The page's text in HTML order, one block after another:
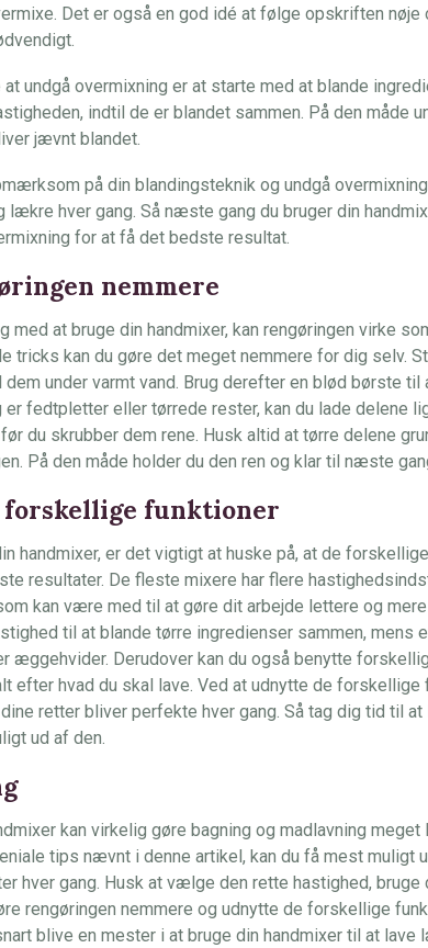
Det er også en god idé at følge opskriften
at undgå overmixning er at starte med at blande
indtil de er blandet sammen. På den måde
jævnt blandet.
på din blandingsteknik og undgå
lækre hver gang. Så næste gang du bruger din
for at få det bedste resultat.
nemmere
med at bruge din handmixer, kan rengøringen virke
tricks kan du gøre det meget nemmere for dig selv.
under varmt vand. Brug derefter en blød børste til
er fedtpletter eller tørrede rester, kan du lade delene
du skrubber dem rene. Husk altid at tørre delene
På den måde holder du den ren og klar til næste
forskellige funktioner
handmixer, er det vigtigt at huske på, at de
resultater. De fleste mixere har flere
kan være med til at gøre dit arbejde lettere og
til at blande tørre ingredienser sammen, mens
æggehvider. Derudover kan du også benytte
efter hvad du skal lave. Ved at udnytte de forskellige
retter bliver perfekte hver gang. Så tag dig tid til
ud af den.
kan virkelig gøre bagning og madlavning
tips nævnt i denne artikel, kan du få mest muligt
hver gang. Husk at vælge den rette hastighed, bruge
rengøringen nemmere og udnytte de forskellige
blive en mester i at bruge din handmixer til at